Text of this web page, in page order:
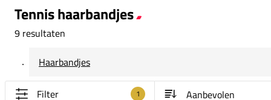
Tennis haarbandjes
9 resultaten
Haarbandjes
Filter 1